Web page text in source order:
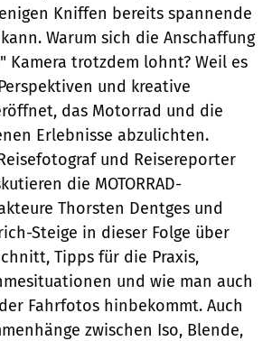
Kniffen bereits spannende
Warum sich die Anschaffung
Kamera trotzdem lohnt? Weil es
und kreative
das Motorrad und die
Erlebnisse abzulichten.
und Reisereporter
die MOTORRAD-
Thorsten Dentges und
Steige in dieser Folge über
Tipps für die Praxis,
und wie man auch
Fahrfotos hinbekommt. Auch
zwischen Iso, Blende,